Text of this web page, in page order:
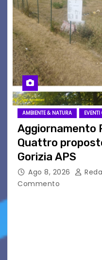
AMBIENTE & NATURA
Aggiornamento
Quattro
Gorizia APS
Ago 8, 2026
Commento